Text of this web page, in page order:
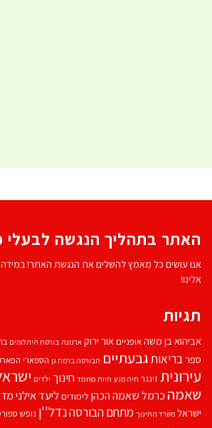
האתר בתהליך הנגשה לבעלי
אנו עושים כל מאמץ להשלים את הנגשת האתר!
אלינו!
תגיות
אביהוא בן משהאופניים אור ירוק ארנונה בורסת היהלומים
ספרבריאותגבעתיים הבורסה ברמת גן הספארי
עירוניתזינגר חיה מנע חיות מחמד חינוך ילדים
שאמה כרמל שאמה הכהן לימודים ליעד אילני
ישראל משרד החינוך מתחם הבורסהנדל''ן נופש